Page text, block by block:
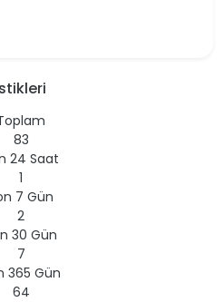
83
24 Saat
1
7 Gün
2
30 Gün
7
365 Gün
64